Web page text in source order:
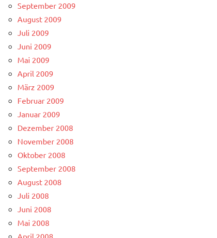
September 2009
August 2009
Juli 2009
Juni 2009
Mai 2009
April 2009
März 2009
Februar 2009
Januar 2009
Dezember 2008
November 2008
Oktober 2008
September 2008
August 2008
Juli 2008
Juni 2008
Mai 2008